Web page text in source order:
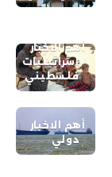
أهم الاخبار
إسرائيليات
فلسطيني
أهم الاخبار
دولي